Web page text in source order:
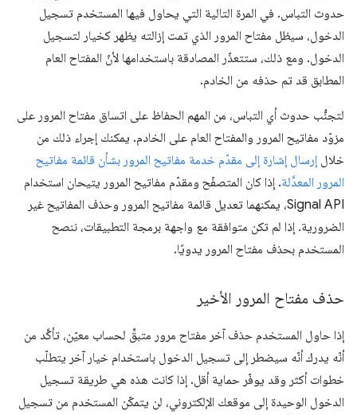
حدوث التباس. في المرة التالية التي يحاول فيها المستخدم تسجيل
الدخول، سيظل مفتاح المرور الذي تمت إزالته يظهر كخيار لتسجيل
الدخول. ومع ذلك، ستتعذّر المصادقة باستخدامها لأنّ المفتاح العام
المطابق قد تم حذفه من الخادم.
لتجنُّب حدوث أي التباس، من المهم الحفاظ على اتساق مفتاح المرور على
مزوّد مفاتيح المرور والمفتاح العام على الخادم. يمكنك إجراء ذلك من
خلال إرسال إشارة إلى مقدّم خدمة مفاتيح المرور بشأن قائمة مفاتيح
المرور المعدَّلة. إذا كان المتصفّح ومقدّم مفاتيح المرور يتيحان استخدام
Signal API، يمكنهما تعديل قائمة مفاتيح المرور وحذف المفاتيح غير
الضرورية. إذا لم تكن متوافقة مع واجهة برمجة التطبيقات، ننصح
المستخدم بحذف مفتاح المرور يدويًا.
حذف مفتاح المرور الأخير
إذا حاول المستخدم حذف آخر مفتاح مرور متبقٍّ لحساب معيّن، تأكَّد من
أنّه يدرك أنّه سيضطر إلى تسجيل الدخول باستخدام خيار آخر يتطلّب
خطوات أكثر وقد يوفّر حماية أقل. إذا كانت هذه هي طريقة تسجيل
الدخول الوحيدة إلى موقعك الإلكتروني، لن يتمكّن المستخدم من تسجيل